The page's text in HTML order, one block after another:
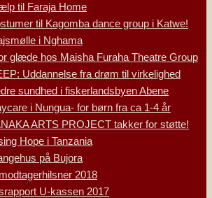
til Faraja Home
til Kagomba dance group i Katwe!
i Nghama
glæde hos Maisha Furaha Theatre Group
Uddannelse fra drøm til virkelighed
sundhed i fiskerlandsbyen Abene
i Nungua- for børn fra ca 1-4 år
ARTS PROJECT takker for støtte!
Hope i Tanzania
på Bujora
2018
U-kassen 2017